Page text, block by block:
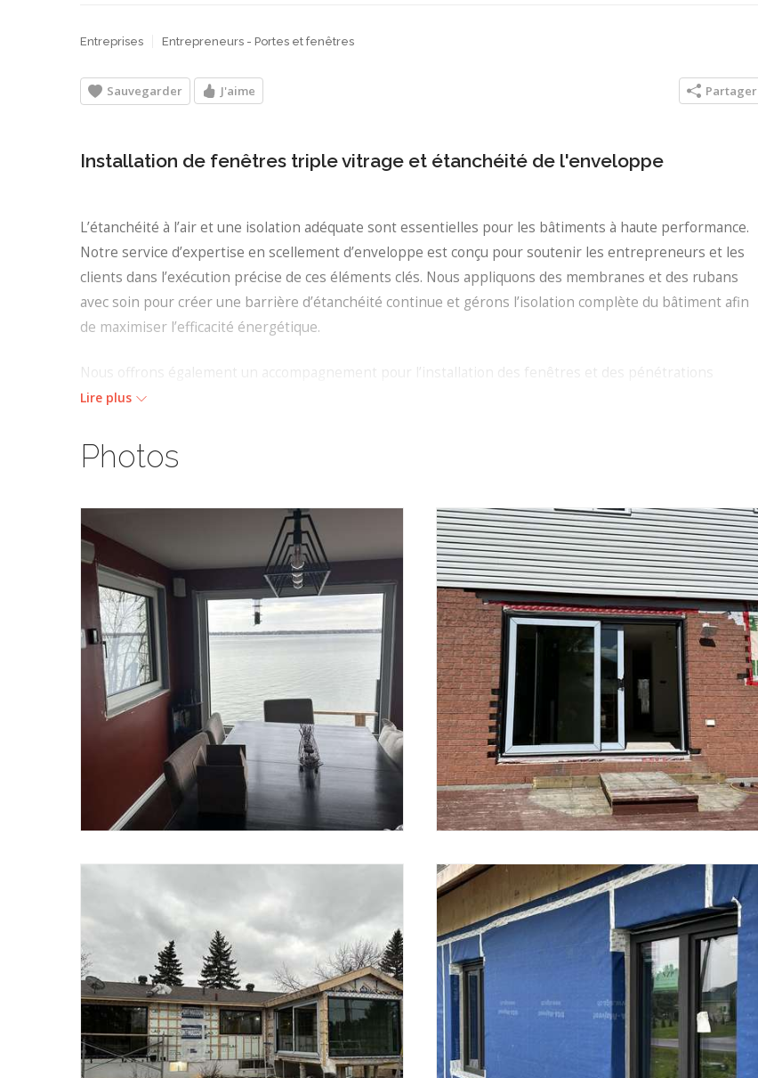
Entreprises Entrepreneurs - Portes et fenêtres
Sauvegarder J'aime Partager
Installation de fenêtres triple vitrage et étanchéité de l'enveloppe
L’étanchéité à l’air et une isolation adéquate sont essentielles pour les bâtiments à haute performance.
Notre service d’expertise en scellement d’enveloppe est conçu pour soutenir les entrepreneurs et les
clients dans l’exécution précise de ces éléments clés. Nous appliquons des membranes et des rubans
avec soin pour créer une barrière d’étanchéité continue et gérons l’isolation complète du bâtiment afin
de maximiser l’efficacité énergétique.
Nous offrons également un accompagnement pour l’installation des fenêtres et des pénétrations
mécaniques, comme les conduits et évents. Ces étapes, tout aussi cruciales que la qualité des produits,
efficacité et durabilité.
des murs soient réalisés dès le départ, car ces éléments resteront en place pendant des années. Avec
une enveloppe qui dépasse les normes de l’industrie, nous aidons nos clients et partenaires à poser les
bases d’un bâtiment durable et performant.
Lire plus
Photos